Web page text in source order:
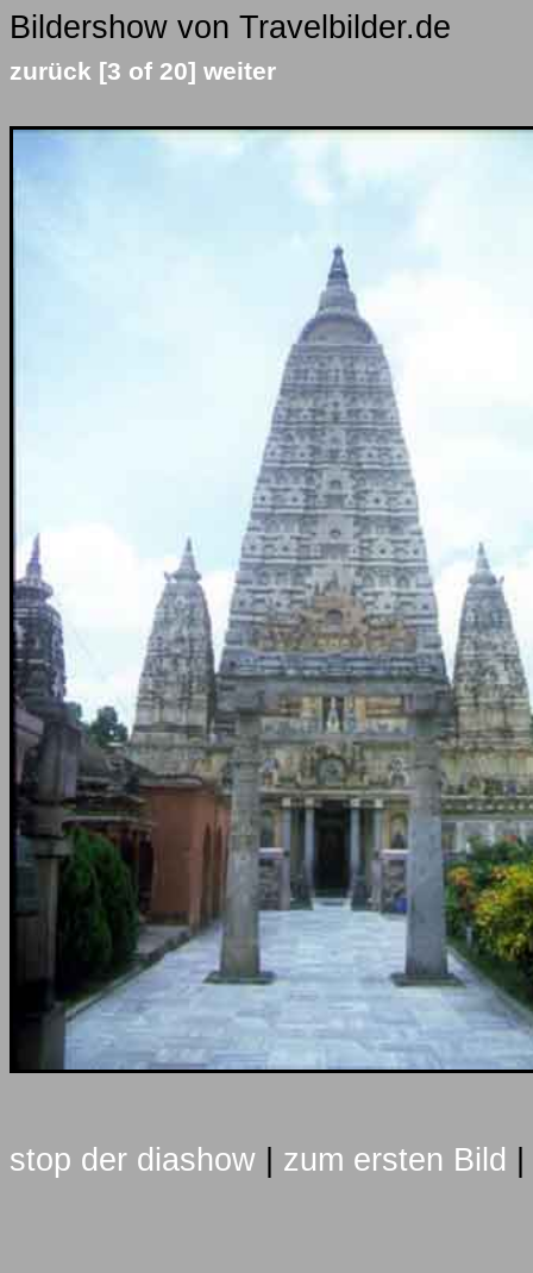
Bildershow von Travelbilder.de
zurück [3 of 20] weiter
stop der diashow zum ersten Bild